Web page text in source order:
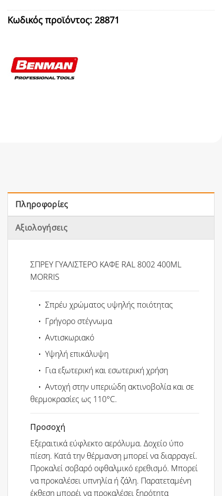
Κωδικός προϊόντος: 28871
Πληροφορίες
Αξιολογήσεις
ΣΠΡΕΥ ΓΥΑΛΙΣΤΕΡΟ ΚΑΦΕ RAL 8002 400ML
MORRIS
• Σπρέυ χρώματος υψηλής ποιότητας
• Γρήγορο στέγνωμα
• Αντισκωριακό
• Υψηλή επικάλυψη
• Για εξωτερική και εσωτερική χρήση
• Αντοχή στην υπεριώδη ακτινοβολία και σε
θερμοκρασίες ως 110°C.
Προσοχή
Εξεραιτικά εύφλεκτο αερόλυμα. Δοχείο ύπο
πίεση. Κατά την θέρμανση μπορεί να διαρραγεί.
Προκαλεί σοβαρό οφθαλμικό ερεθισμό. Μπορεί
να προκαλέσει υπνηλία ή ζάλη. Παρατεταμένη
έκθεση μπορέι να προκαλέσει ξηρότητα